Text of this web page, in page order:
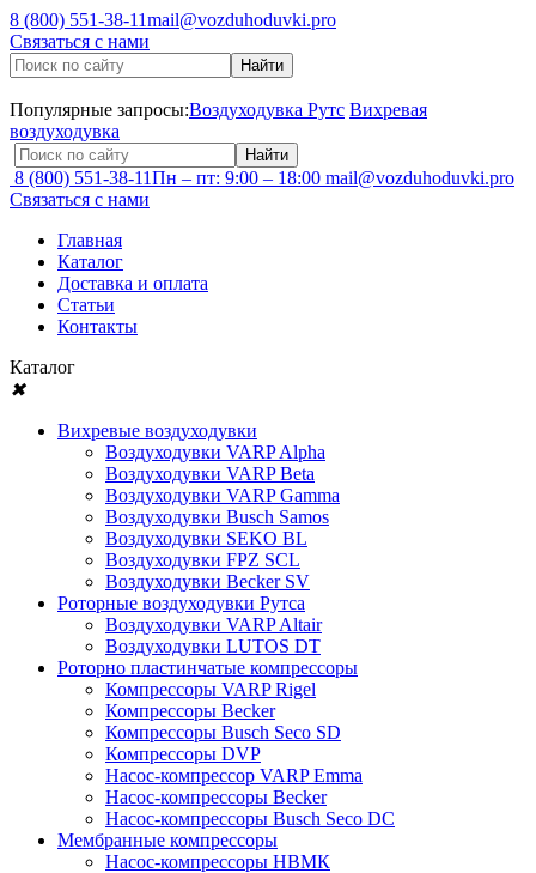
8 (800) 551-38-11mail@vozduhoduvki.pro
Связаться с нами
Популярные запросы:Воздуходувка Рутс Вихревая
воздуходувка
8 (800) 551-38-11Пн – пт: 9:00 – 18:00 mail@vozduhoduvki.pro
Связаться с нами
Главная
Каталог
Доставка и оплата
Статьи
Контакты
Каталог
✖
Вихревые воздуходувки
Воздуходувки VARP Alpha
Воздуходувки VARP Beta
Воздуходувки VARP Gamma
Воздуходувки Busch Samos
Воздуходувки SEKO BL
Воздуходувки FPZ SCL
Воздуходувки Becker SV
Роторные воздуходувки Рутса
Воздуходувки VARP Altair
Воздуходувки LUTOS DT
Роторно пластинчатые компрессоры
Компрессоры VARP Rigel
Компрессоры Becker
Компрессоры Busch Seco SD
Компрессоры DVP
Насос-компрессор VARP Emma
Насос-компрессоры Becker
Насос-компрессоры Busch Seco DC
Мембранные компрессоры
Насос-компрессоры НВМК